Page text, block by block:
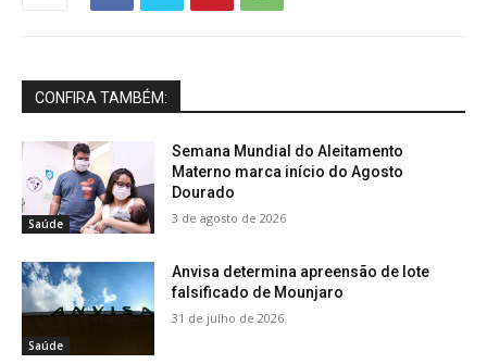
CONFIRA TAMBÉM:
Saúde
Semana Mundial do Aleitamento
Materno marca início do Agosto
Dourado
3 de agosto de 2026
Saúde
Anvisa determina apreensão de lote
falsificado de Mounjaro
31 de julho de 2026